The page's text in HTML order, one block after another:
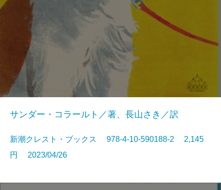
サンダー・コラールト／著、長山さき／訳
新潮クレスト・ブックス 978-4-10-590188-2 2,145
円 2023/04/26